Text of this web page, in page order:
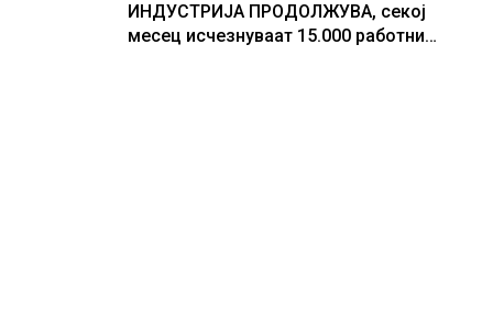
ИНДУСТРИЈА ПРОДОЛЖУВА, секој
месец исчезнуваат 15.000 работни